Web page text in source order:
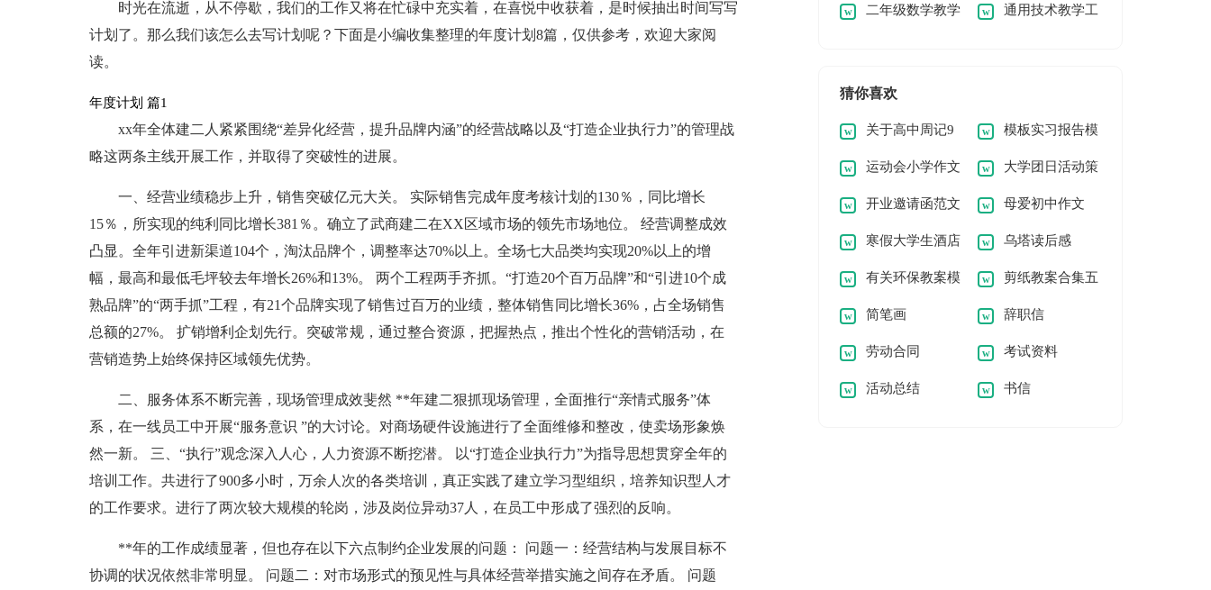
时光在流逝，从不停歇，我们的工作又将在忙碌中充实着，在喜悦中收获着，是时候抽出时间写写
计划了。那么我们该怎么去写计划呢？下面是小编收集整理的年度计划8篇，仅供参考，欢迎大家阅
读。
年度计划 篇1
xx年全体建二人紧紧围绕“差异化经营，提升品牌内涵”的经营战略以及“打造企业执行力”的管理战
略这两条主线开展工作，并取得了突破性的进展。
一、经营业绩稳步上升，销售突破亿元大关。 实际销售完成年度考核计划的130％，同比增长
15％，所实现的纯利同比增长381％。确立了武商建二在XX区域市场的领先市场地位。 经营调整成效
凸显。全年引进新渠道104个，淘汰品牌个，调整率达70%以上。全场七大品类均实现20%以上的增
幅，最高和最低毛坪较去年增长26%和13%。 两个工程两手齐抓。“打造20个百万品牌”和“引进10个成
熟品牌”的“两手抓”工程，有21个品牌实现了销售过百万的业绩，整体销售同比增长36%，占全场销售
总额的27%。 扩销增利企划先行。突破常规，通过整合资源，把握热点，推出个性化的营销活动，在
营销造势上始终保持区域领先优势。
二、服务体系不断完善，现场管理成效斐然 **年建二狠抓现场管理，全面推行“亲情式服务”体
系，在一线员工中开展“服务意识 ”的大讨论。对商场硬件设施进行了全面维修和整改，使卖场形象焕
然一新。 三、“执行”观念深入人心，人力资源不断挖潜。 以“打造企业执行力”为指导思想贯穿全年的
培训工作。共进行了900多小时，万余人次的各类培训，真正实践了建立学习型组织，培养知识型人才
的工作要求。进行了两次较大规模的轮岗，涉及岗位异动37人，在员工中形成了强烈的反响。
**年的工作成绩显著，但也存在以下六点制约企业发展的问题： 问题一：经营结构与发展目标不
协调的状况依然非常明显。 问题二：对市场形式的预见性与具体经营举措实施之间存在矛盾。 问题
合15篇 学经验总结
二年级数学教学 通用技术教学工
猜你喜欢
关于高中周记9
篇
模板实习报告模
板合集9篇
运动会小学作文
【推荐】
大学团日活动策
划
开业邀请函范文
汇总七篇
母爱初中作文
(汇编15篇)
寒假大学生酒店
打工实践报告
乌塔读后感
【荐】
有关环保教案模
板集锦10篇
剪纸教案合集五
篇
简笔画 辞职信
劳动合同 考试资料
活动总结 书信